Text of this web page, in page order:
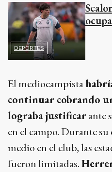
DEPORTES
El mediocampista
continuar cobrando
lograba justificarante
en el campo. Durante su
medio en el club, las
fueron limitadas.